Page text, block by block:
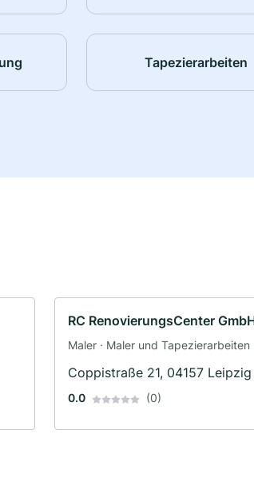
Tapezierarbeiten
RC RenovierungsCenter
Maler · Maler und Tapezierarbeiten
Coppistraße 21, 04157 Leipzig
0.0 (0)